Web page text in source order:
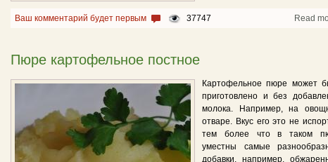
Ваш комментарий будет первым 37747 Read
Пюре картофельное постное
Картофельное пюре может
приготовлено и без
молока. Например, на
отваре. Вкус его это не
тем более что в таком
уместны самые
добавки, например,